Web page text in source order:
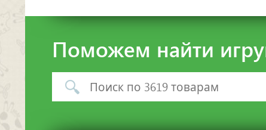
Поможем найти